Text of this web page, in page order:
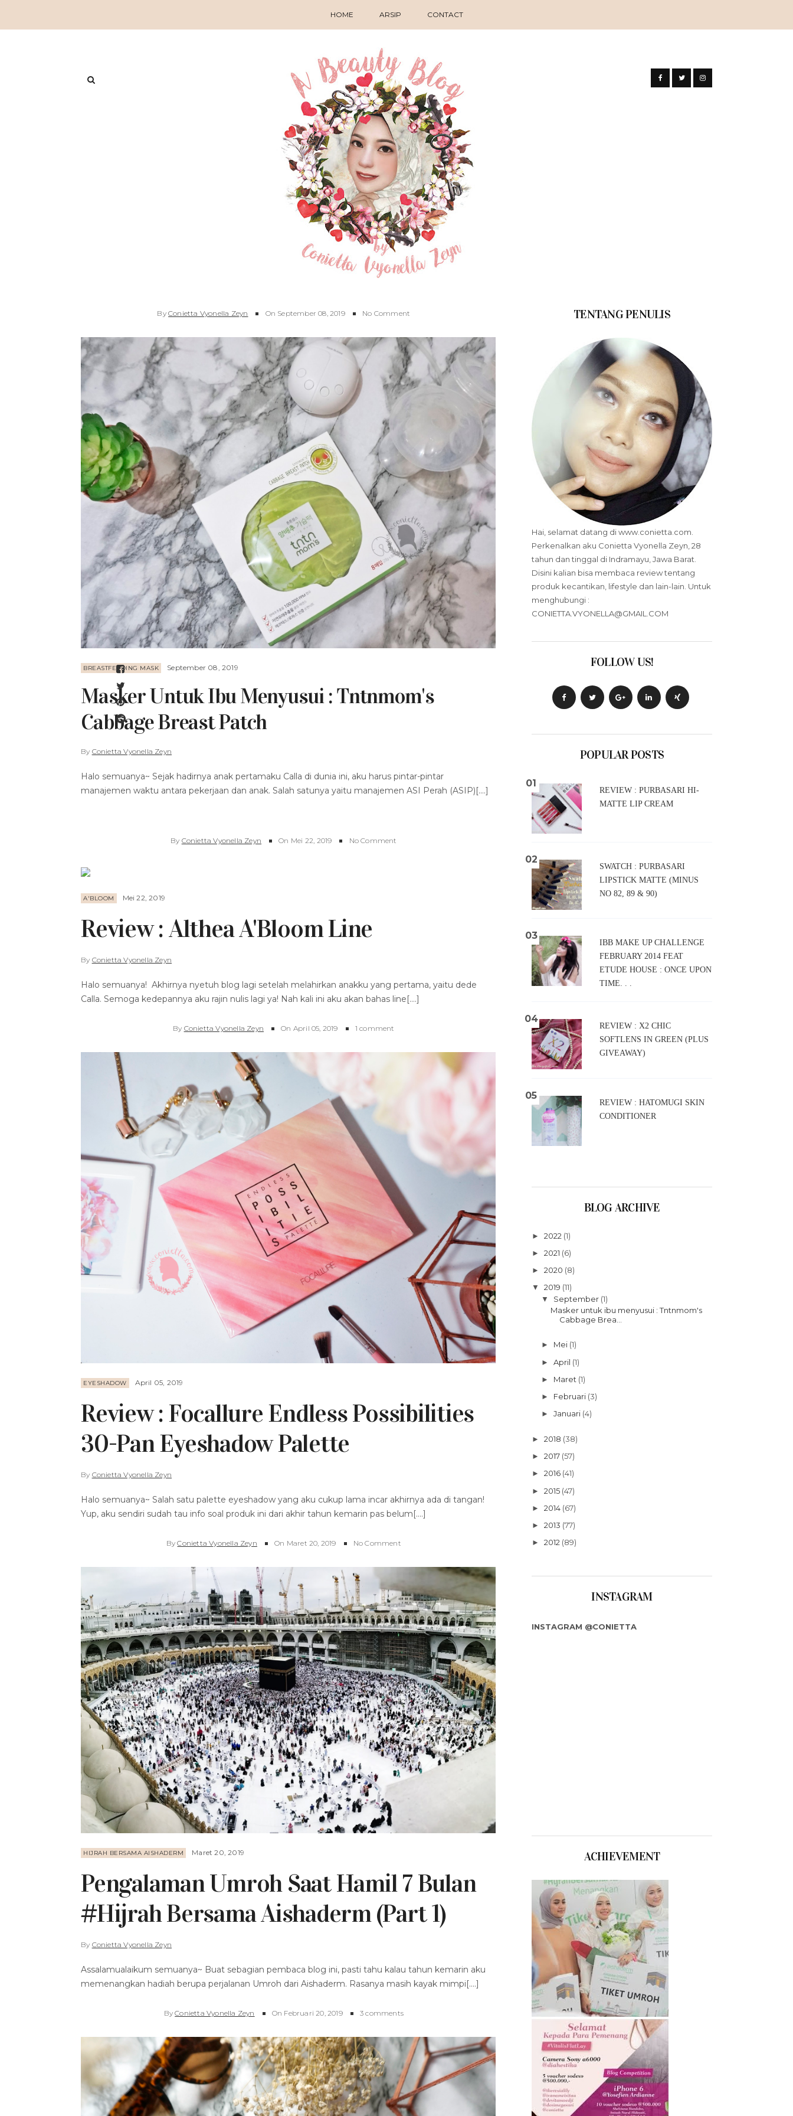
HOME ARSIP CONTACT
By Conietta Vyonella Zeyn On September 08, 2019 No Comment
BREASTFEEDING MASK September 08, 2019
Masker Untuk Ibu Menyusui : Tntnmom's
Cabbage Breast Patch
By Conietta Vyonella Zeyn
Halo semuanya~ Sejak hadirnya anak pertamaku Calla di dunia ini, aku harus pintar-pintar
manajemen waktu antara pekerjaan dan anak. Salah satunya yaitu manajemen ASI Perah (ASIP)[....]
By Conietta Vyonella Zeyn On Mei 22, 2019 No Comment
A'BLOOM Mei 22, 2019
Review : Althea A'Bloom Line
By Conietta Vyonella Zeyn
Halo semuanya! Akhirnya nyetuh blog lagi setelah melahirkan anakku yang pertama, yaitu dede
Calla. Semoga kedepannya aku rajin nulis lagi ya! Nah kali ini aku akan bahas line[....]
By Conietta Vyonella Zeyn On April 05, 2019 1 comment
EYESHADOW April 05, 2019
Review : Focallure Endless Possibilities
30-Pan Eyeshadow Palette
By Conietta Vyonella Zeyn
Halo semuanya~ Salah satu palette eyeshadow yang aku cukup lama incar akhirnya ada di tangan!
Yup, aku sendiri sudah tau info soal produk ini dari akhir tahun kemarin pas belum[....]
By Conietta Vyonella Zeyn On Maret 20, 2019 No Comment
HIJRAH BERSAMA AISHADERM Maret 20, 2019
Pengalaman Umroh Saat Hamil 7 Bulan
#Hijrah Bersama Aishaderm (part 1)
By Conietta Vyonella Zeyn
Assalamualaikum semuanya~ Buat sebagian pembaca blog ini, pasti tahu kalau tahun kemarin aku
memenangkan hadiah berupa perjalanan Umroh dari Aishaderm. Rasanya masih kayak mimpi[....]
By Conietta Vyonella Zeyn On Februari 20, 2019 3 comments
TENTANG PENULIS
Hai, selamat datang di www.conietta.com.
Perkenalkan aku Conietta Vyonella Zeyn, 28
tahun dan tinggal di Indramayu, Jawa Barat.
Disini kalian bisa membaca review tentang
produk kecantikan, lifestyle dan lain-lain. Untuk
menghubungi :
CONIETTA.VYONELLA@GMAIL.COM
FOLLOW US!
POPULAR POSTS
REVIEW : PURBASARI HI-
MATTE LIP CREAM
SWATCH : PURBASARI
LIPSTICK MATTE (MINUS
NO 82, 89 & 90)
IBB MAKE UP CHALLENGE
FEBRUARY 2014 FEAT
ETUDE HOUSE : ONCE UPON
TIME. . .
REVIEW : X2 CHIC
SOFTLENS IN GREEN (PLUS
GIVEAWAY)
REVIEW : HATOMUGI SKIN
CONDITIONER
BLOG ARCHIVE
► 2022 (1)
► 2021 (6)
► 2020 (8)
▼ 2019 (11)
▼ September (1)
Masker untuk ibu menyusui : Tntnmom's
Cabbage Brea...
► Mei (1)
► April (1)
► Maret (1)
► Februari (3)
► Januari (4)
► 2018 (38)
► 2017 (57)
► 2016 (41)
► 2015 (47)
► 2014 (67)
► 2013 (77)
► 2012 (89)
INSTAGRAM
INSTAGRAM @CONIETTA
ACHIEVEMENT